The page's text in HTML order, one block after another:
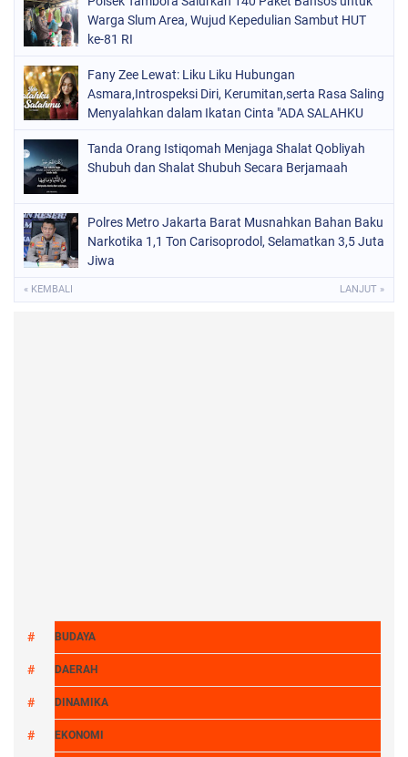
Warga Slum Area, Wujud Kepedulian Sambut HUT
ke-81 RI
Fany Zee Lewat: Liku Liku Hubungan
Asmara,Introspeksi Diri, Kerumitan,serta Rasa Saling
Menyalahkan dalam Ikatan Cinta "ADA SALAHKU
Tanda Orang Istiqomah Menjaga Shalat Qobliyah
Shubuh dan Shalat Shubuh Secara Berjamaah
Polres Metro Jakarta Barat Musnahkan Bahan Baku
Narkotika 1,1 Ton Carisoprodol, Selamatkan 3,5 Juta
Jiwa
« KEMBALI LANJUT »
BUDAYA
DAERAH
DINAMIKA
EKONOMI